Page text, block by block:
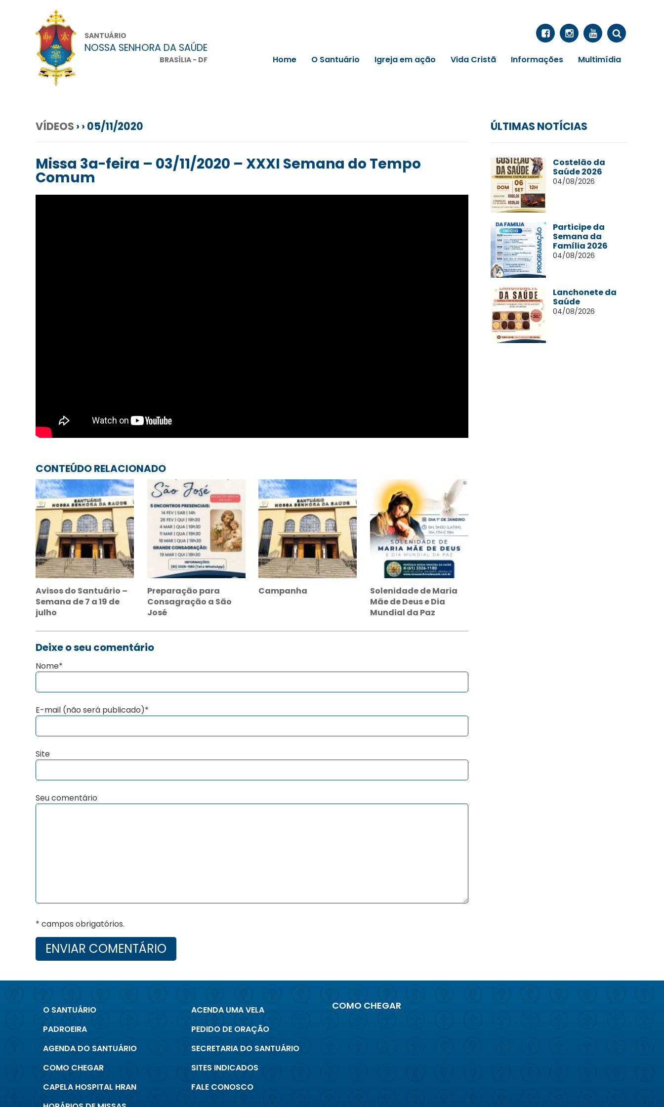
SANTUÁRIO
NOSSA SENHORA DA SAÚDE
BRASÍLIA - DF Home O Santuário Igreja em ação Vida Cristã Informações Multimídia
VÍDEOS › › 05/11/2020
Missa 3a-feira – 03/11/2020 – XXXI Semana do Tempo
Comum
CONTEÚDO RELACIONADO
Avisos do Santuário –
Semana de 7 a 19 de
julho
Preparação para
Consagração a São
José
Campanha
Solenidade de Maria
Mãe de Deus e Dia
Mundial da Paz
Deixe o seu comentário
Nome*
E-mail (não será publicado)*
Site
Seu comentário
* campos obrigatórios.
ÚLTIMAS NOTÍCIAS
Costelão da
Saúde 2026
04/08/2026
Participe da
Semana da
Família 2026
04/08/2026
Lanchonete da
Saúde
04/08/2026
O SANTUÁRIO
PADROEIRA
AGENDA DO SANTUÁRIO
COMO CHEGAR
CAPELA HOSPITAL HRAN
ACENDA UMA VELA
PEDIDO DE ORAÇÃO
SECRETARIA DO SANTUÁRIO
SITES INDICADOS
FALE CONOSCO
COMO CHEGAR